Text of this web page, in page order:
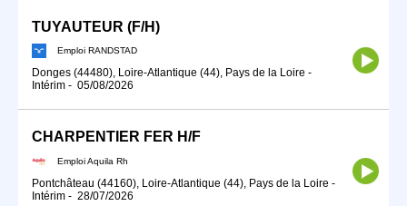
TUYAUTEUR (F/H)
Emploi RANDSTAD
Donges (44480), Loire-Atlantique (44), Pays de la Loire -
Intérim - 05/08/2026
CHARPENTIER FER H/F
Emploi Aquila Rh
Pontchâteau (44160), Loire-Atlantique (44), Pays de la Loire -
Intérim - 28/07/2026